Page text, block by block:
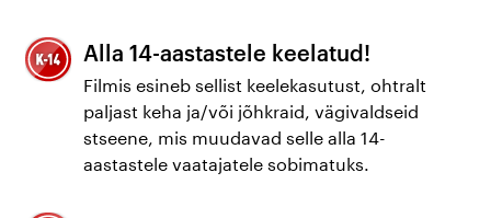
Alla 14-aastastele keelatud!
Filmis esineb sellist keelekasutust, ohtralt
paljast keha ja/või jõhkraid, vägivaldseid
stseene, mis muudavad selle alla 14-
aastastele vaatajatele sobimatuks.